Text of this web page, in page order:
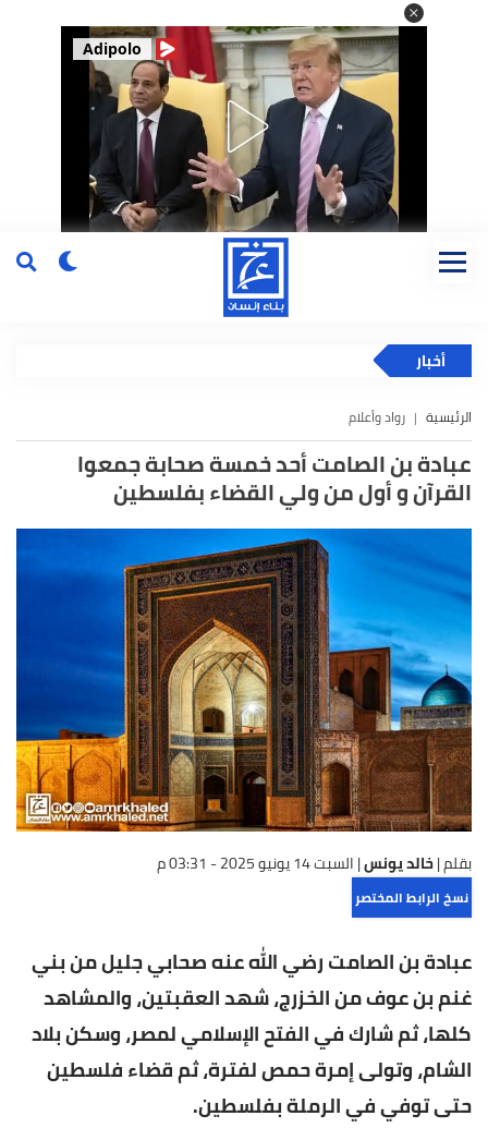
Adipolo
أخبار
الرئيسية رواد وأعلام
عبادة بن الصامت أحد خمسة صحابة جمعوا
القرآن و أول من ولي القضاء بفلسطين
بقلم |خالد يونس|السبت 14 يونيو 2025 - 03:31 م
نسخ الرابط المختصر
عبادة بن الصامت رضي الله عنه صحابي جليل من بني
غنم بن عوف من الخزرج، شهد العقبتين، والمشاهد
كلها، ثم شارك في الفتح الإسلامي لمصر، وسكن بلاد
الشام، وتولى إمرة حمص لفترة، ثم قضاء فلسطين
حتى توفي في الرملة بفلسطين.